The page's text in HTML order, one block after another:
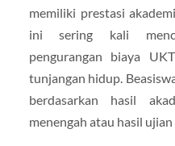
memiliki prestasi
ini sering kali
pengurangan biaya
tunjangan hidup.
berdasarkan hasil
menengah atau hasil ujian